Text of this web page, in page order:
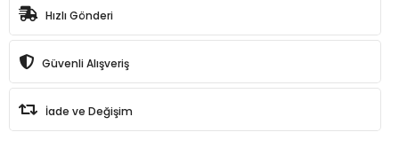
Hızlı Gönderi
Güvenli Alışveriş
İade ve Değişim